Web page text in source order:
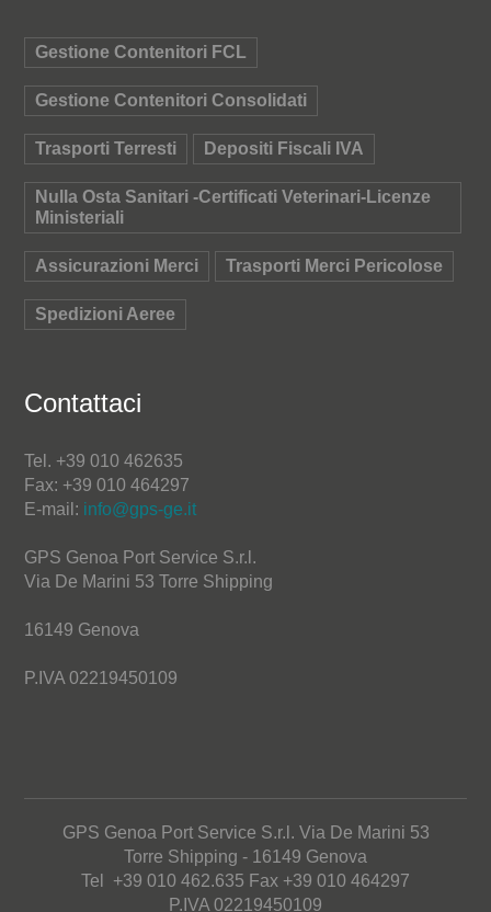
Gestione Contenitori FCL
Gestione Contenitori Consolidati
Trasporti Terresti Depositi Fiscali IVA
Nulla Osta Sanitari -Certificati Veterinari-Licenze
Ministeriali
Assicurazioni Merci Trasporti Merci Pericolose
Spedizioni Aeree
Contattaci
Tel. +39 010 462635
Fax: +39 010 464297
E-mail: info@gps-ge.it
GPS Genoa Port Service S.r.l.
Via De Marini 53 Torre Shipping
16149 Genova
P.IVA 02219450109
GPS Genoa Port Service S.r.l. Via De Marini 53
Torre Shipping - 16149 Genova
Tel +39 010 462.635 Fax +39 010 464297
P.IVA 02219450109